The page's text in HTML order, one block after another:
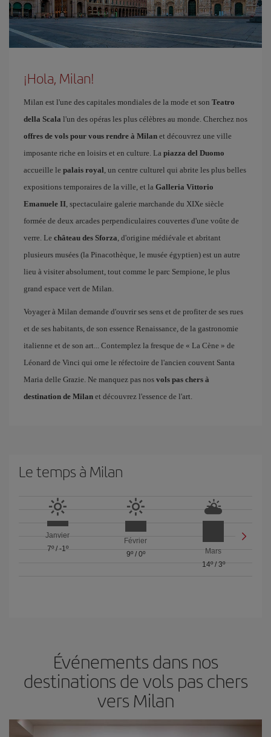
¡Hola, Milan!
Milan est l'une des capitales mondiales de la mode et son Teatro
della Scala l'un des opéras les plus célèbres au monde. Cherchez nos
offres de vols pour vous rendre à Milan et découvrez une ville
imposante riche en loisirs et en culture. La piazza del Duomo
accueille le palais royal, un centre culturel qui abrite les plus belles
expositions temporaires de la ville, et la Galleria Vittorio
Emanuele II, spectaculaire galerie marchande du XIXe siècle
formée de deux arcades perpendiculaires couvertes d'une voûte de
verre. Le château des Sforza, d'origine médiévale et abritant
plusieurs musées (la Pinacothèque, le musée égyptien) est un autre
lieu à visiter absolument, tout comme le parc Sempione, le plus
grand espace vert de Milan.
Voyager à Milan demande d'ouvrir ses sens et de profiter de ses rues
et de ses habitants, de son essence Renaissance, de la gastronomie
italienne et de son art... Contemplez la fresque de « La Cène » de
Léonard de Vinci qui orne le réfectoire de l'ancien couvent Santa
Maria delle Grazie. Ne manquez pas nos vols pas chers à
destination de Milan et découvrez l'essence de l'art.
Le temps à Milan
Janvier
7º/ -1º
Février
9º/ 0º
Mars
14º/ 3º
Événements dans nos
destinations de vols pas chers
vers Milan